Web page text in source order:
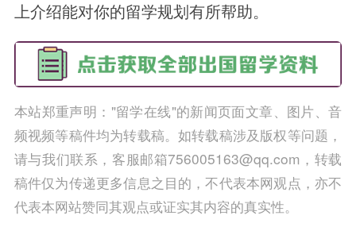
上介绍能对你的留学规划有所帮助。
本站郑重声明："留学在线"的新闻页面文章、图片、音
频视频等稿件均为转载稿。如转载稿涉及版权等问题，
请与我们联系，客服邮箱756005163@qq.com，转载
稿件仅为传递更多信息之目的，不代表本网观点，亦不
代表本网站赞同其观点或证实其内容的真实性。